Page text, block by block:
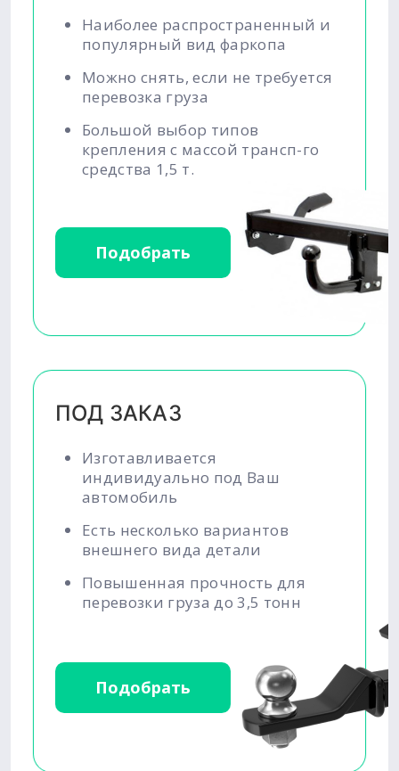
Наиболее распространенный и
популярный вид фаркопа
Можно снять, если не требуется
перевозка груза
Большой выбор типов
крепления с массой трансп-го
средства 1,5 т.
Подобрать
ПОД ЗАКАЗ
Изготавливается
индивидуально под Ваш
автомобиль
Есть несколько вариантов
внешнего вида детали
Повышенная прочность для
перевозки груза до 3,5 тонн
Подобрать